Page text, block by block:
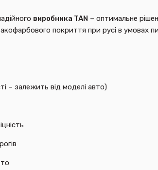
виробника TAN – оптимальне
покриття при русі в умовах
– залежить від моделі авто)